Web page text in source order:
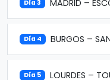
Día 3 MADRID –
Día 4 BURGOS –
Día 5 LOURDES –